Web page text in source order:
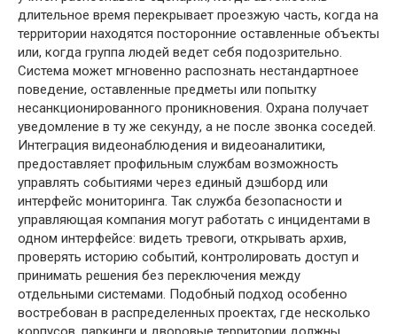
длительное время перекрывает проезжую часть, когда на
территории находятся посторонние оставленные объекты
или, когда группа людей ведет себя подозрительно.
Система может мгновенно распознать нестандартноее
поведение, оставленные предметы или попытку
несанкционированного проникновения. Охрана получает
уведомление в ту же секунду, а не после звонка соседей.
Интеграция видеонаблюдения и видеоаналитики,
предоставляет профильным службам возможность
управлять событиями через единый дэшборд или
интерфейс мониторинга. Так служба безопасности и
управляющая компания могут работать с инцидентами в
одном интерфейсе: видеть тревоги, открывать архив,
проверять историю событий, контролировать доступ и
принимать решения без переключения между
отдельными системами. Подобный подход особенно
востребован в распределенных проектах, где несколько